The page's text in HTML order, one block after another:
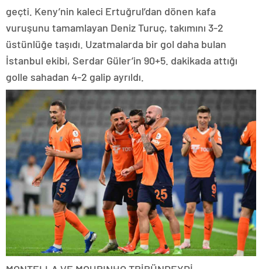
geçti. Keny’nin kaleci Ertuğrul’dan dönen kafa
vuruşunu tamamlayan Deniz Turuç, takımını 3-2
üstünlüğe taşıdı. Uzatmalarda bir gol daha bulan
İstanbul ekibi, Serdar Güler’in 90+5. dakikada attığı
golle sahadan 4-2 galip ayrıldı.